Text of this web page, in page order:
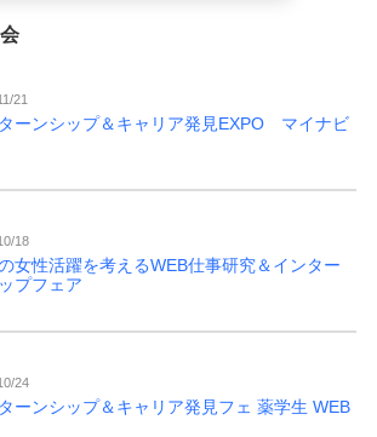
21
ーンシップ＆キャリア発見EXPO マイナビ
18
女性活躍を考えるWEB仕事研究＆インター
プフェア
24
ーンシップ＆キャリア発見フェ 薬学生 WEB